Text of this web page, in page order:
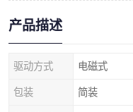
产品描述
驱动方式 电磁式
包装 简装